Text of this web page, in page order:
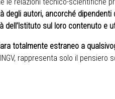
degli autori, ancorché dipendenti
dell’Istituto sul loro contenuto e
totalmente estraneo a
rappresenta solo il